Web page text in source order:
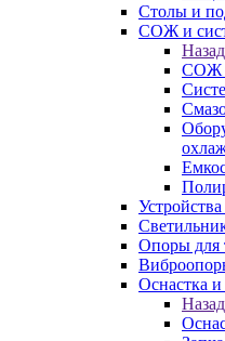
Столы и
СОЖ и
Назад
СОЖ
Опоры для
Оснастка и
Назад